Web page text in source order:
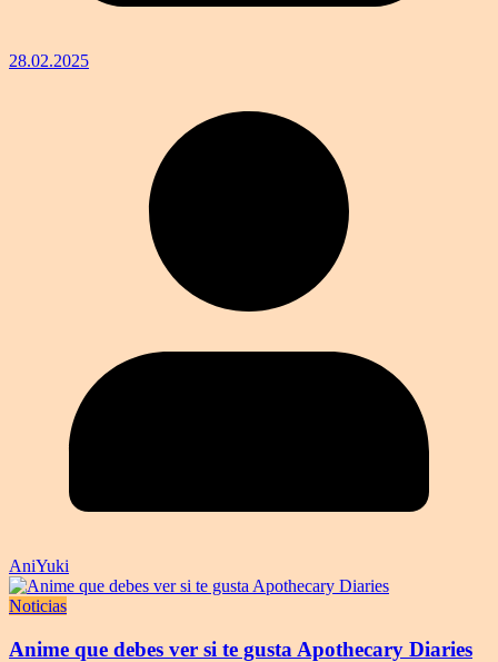
28.02.2025
AniYuki
Noticias
Anime que debes ver si te gusta Apothecary Diaries